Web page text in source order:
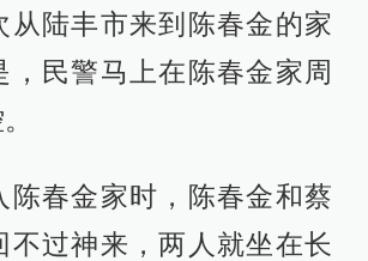
从陆丰市来到陈春金的家
，民警马上在陈春金家周
陈春金家时，陈春金和蔡
不过神来，两人就坐在长